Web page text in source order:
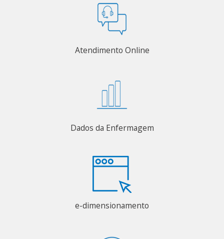
Atendimento Online
Dados da Enfermagem
e-dimensionamento